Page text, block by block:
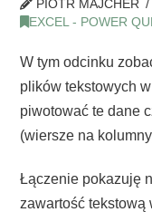
PIOTR MAJCHER
EXCEL - POWER
W tym odcinku
plików tekstowych
piwotować te dane
(wiersze na
Łączenie pokazuję
zawartość tekstową